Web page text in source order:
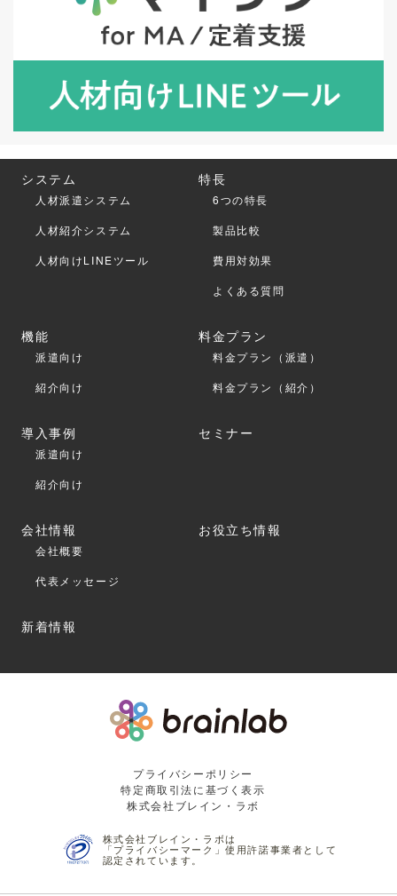
システム
人材派遣システム
人材紹介システム
人材向けLINEツール
特長
6つの特長
製品比較
費用対効果
よくある質問
機能
派遣向け
紹介向け
料金プラン
料金プラン（派遣）
料金プラン（紹介）
導入事例
派遣向け
紹介向け
セミナー
会社情報
会社概要
代表メッセージ
お役立ち情報
新着情報
プライバシーポリシー
特定商取引法に基づく表示
株式会社ブレイン・ラボ
株式会社ブレイン・ラボは
「プライバシーマーク」使用許諾事業者として
認定されています。